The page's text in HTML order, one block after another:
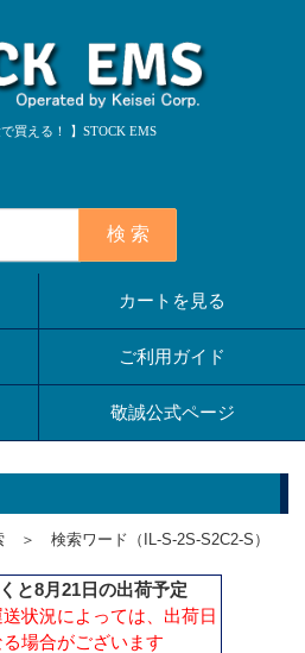
買える！ 】STOCK EMS
検 索
カートを見る
ご利用ガイド
敬誠公式ページ
検索ワード（IL-S-2S-S2C2-S）
と8月21日の出荷予定
状況によっては、出荷日
場合がございます